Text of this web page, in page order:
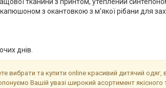
з окантовкою з м'якої рібани для
днів.
вибрати та купити online красивий дитячий одяг,
Вашій увазі широкий асортимент якісного